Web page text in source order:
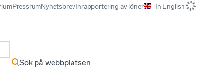
PressrumNyhetsbrevInrapportering av löner In English
Sök på webbplatsen